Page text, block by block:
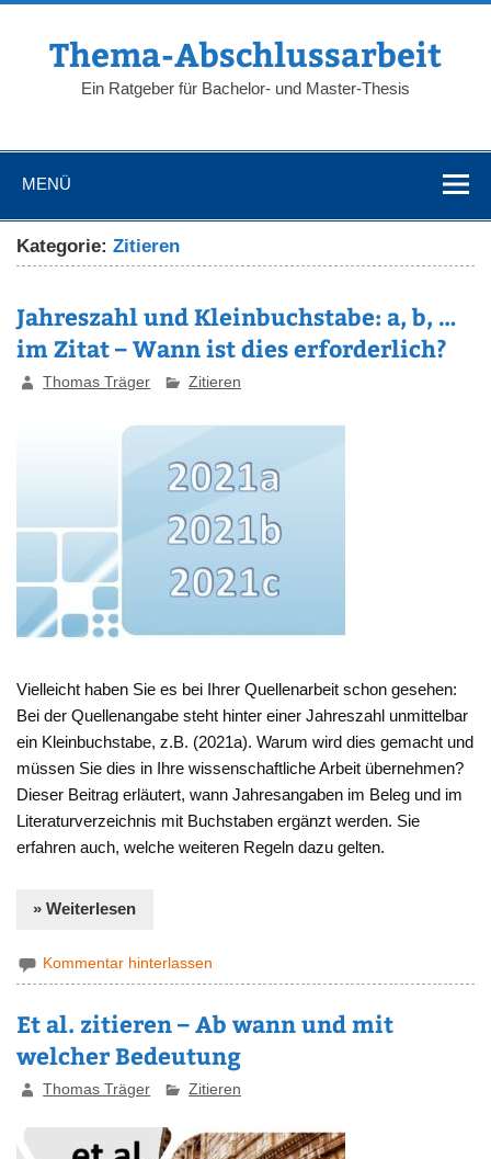
Zum
springenThema-Abschlussarbeit
Ein Ratgeber für Bachelor- und Master-Thesis
MENÜ
Kategorie:Zitieren
Jahreszahl und Kleinbuchstabe: a, b, …
im Zitat – Wann ist dies erforderlich?
Thomas Träger Zitieren
Vielleicht haben Sie es bei Ihrer Quellenarbeit schon gesehen:
Bei der Quellenangabe steht hinter einer Jahreszahl unmittelbar
ein Kleinbuchstabe, z.B. (2021a). Warum wird dies gemacht und
müssen Sie dies in Ihre wissenschaftliche Arbeit übernehmen?
Dieser Beitrag erläutert, wann Jahresangaben im Beleg und im
Literaturverzeichnis mit Buchstaben ergänzt werden. Sie
erfahren auch, welche weiteren Regeln dazu gelten.
» Weiterlesen
Kommentar hinterlassen
Et al. zitieren – Ab wann und mit
welcher Bedeutung
Thomas Träger Zitieren